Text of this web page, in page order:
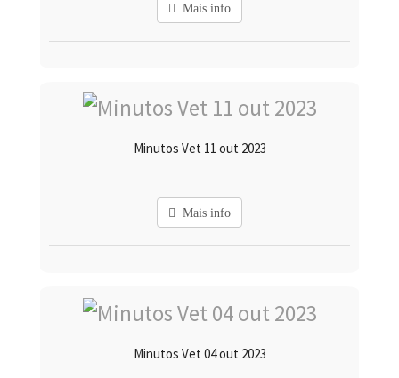
Mais info
Minutos Vet 11 out 2023
Mais info
Minutos Vet 04 out 2023